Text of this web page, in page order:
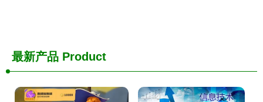
最新产品 Product